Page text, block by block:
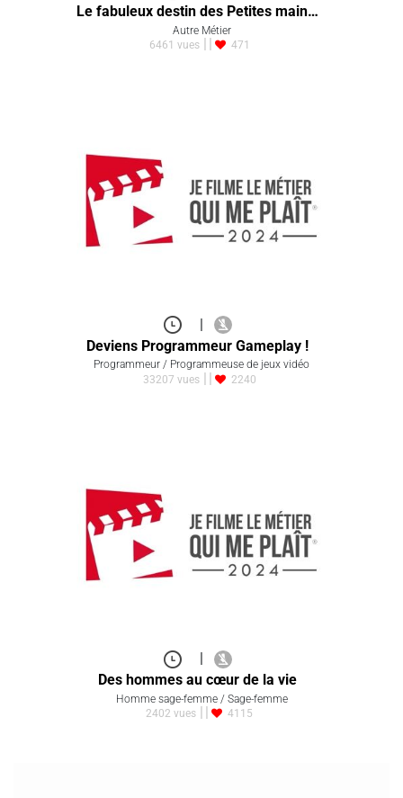
Le fabuleux destin des Petites main…
Autre Métier
6461 vues
471
|
Deviens Programmeur Gameplay !
Programmeur / Programmeuse de jeux vidéo
33207 vues
2240
|
Des hommes au cœur de la vie
Homme sage-femme / Sage-femme
2402 vues
4115